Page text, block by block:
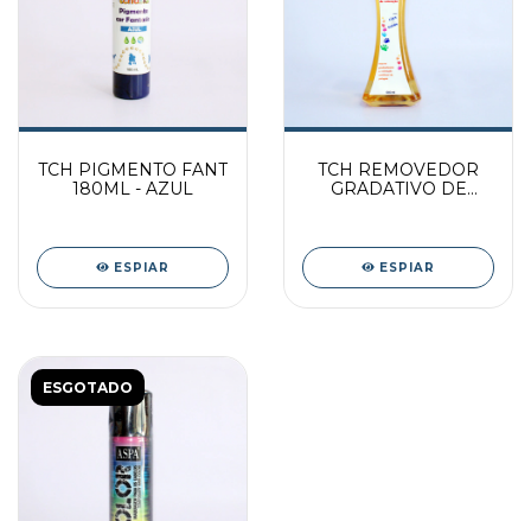
TCH PIGMENTO FANT
180ML - AZUL
ESPIAR
TCH REMOVEDOR
GRADATIVO DE
ESPIAR
ESGOTADO